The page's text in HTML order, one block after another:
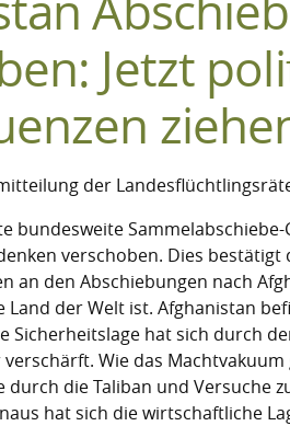
Jetzt
der Landesflüchtlingsräte
bundesweite
verschoben. Dies bestätigt
an den Abschiebungen nach
Land der Welt ist. Afghanistan
Sicherheitslage hat sich durch
verschärft. Wie das
durch die Taliban und Versuche
hat sich die wirtschaftliche